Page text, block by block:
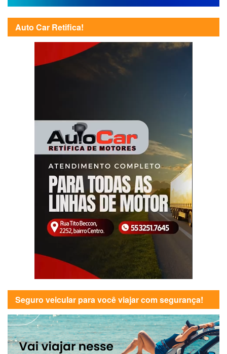
Auto Car Retifica!
Seguro veicular para você viajar com segurança!